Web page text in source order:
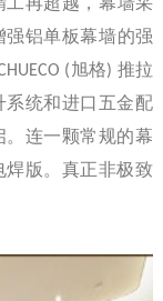
工再超越，幕墙采
强铝单板幕墙的强
(旭格) 推拉
系统和进口五金配
连一颗常规的幕
焊版。真正非极致